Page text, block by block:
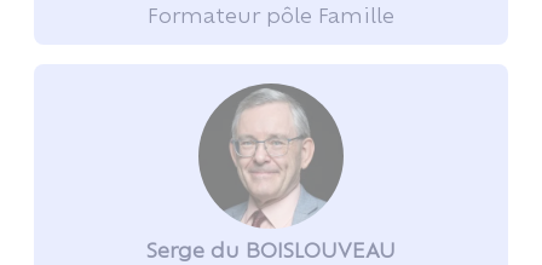
Formateur pôle Famille
Serge du BOISLOUVEAU